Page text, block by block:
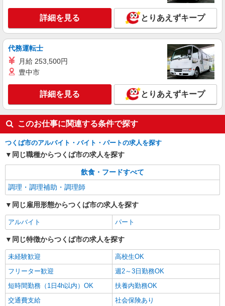
茨城県つくば市下広岡字向山1055-321
キープ 詳細を見る
アルバイト パート
COCO’S つくば小野崎店
ココスのキッチン（フード）スタッフ
時給1200円 ※22:00〜翌5:00：時給1500円 ※
高校生時給1150円 ■【土日祝加給】 土日祝は1時
間当たり＋50円 ■特別手当 早朝手当（5:00〜
8:00）時給＋50円
茨城県つくば市小野崎字成田282-7
キープ 詳細を見る
詳細を見る とりあえずキープ
代務運転士
月給 253,500円
豊中市
詳細を見る とりあえずキープ
このお仕事に関連する条件で探す
つくば市のアルバイト・バイト・パートの求人を探す
同じ職種からつくば市の求人を探す
飲食・フードすべて
調理・調理補助・調理師
同じ雇用形態からつくば市の求人を探す
アルバイト パート
同じ特徴からつくば市の求人を探す
未経験歓迎
高校生OK
フリーター歓迎
週2～3日勤務OK
短時間勤務（1日4h以内）OK
扶養内勤務OK
交通費支給
社会保険あり